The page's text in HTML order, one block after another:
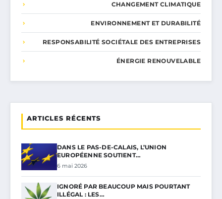
CHANGEMENT CLIMATIQUE
ENVIRONNEMENT ET DURABILITÉ
RESPONSABILITÉ SOCIÉTALE DES ENTREPRISES
ÉNERGIE RENOUVELABLE
ARTICLES RÉCENTS
DANS LE PAS-DE-CALAIS, L’UNION
EUROPÉENNE SOUTIENT…
6 mai 2026
IGNORÉ PAR BEAUCOUP MAIS POURTANT
ILLÉGAL : LES…